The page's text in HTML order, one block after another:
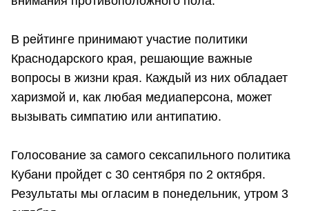
В рейтинге принимают участие политики
Краснодарского края, решающие важные
вопросы в жизни края. Каждый из них обладает
харизмой и, как любая медиаперсона, может
вызывать симпатию или антипатию.
Голосование за самого сексапильного политика
Кубани пройдет с 30 сентября по 2 октября.
Результаты мы огласим в понедельник, утром 3